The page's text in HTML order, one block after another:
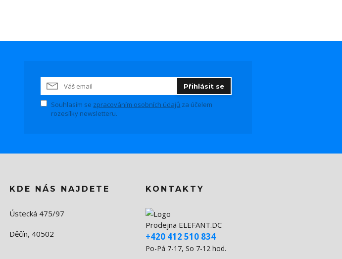
Přihlásit se
Souhlasím se zpracováním osobních údajů za účelem
rozesílky newsletteru.
KDE NÁS NAJDETE
Ústecká 475/97
Děčín, 40502
KONTAKTY
Prodejna ELEFANT.DC
+420 412 510 834
Po-Pá 7-17, So 7-12 hod.